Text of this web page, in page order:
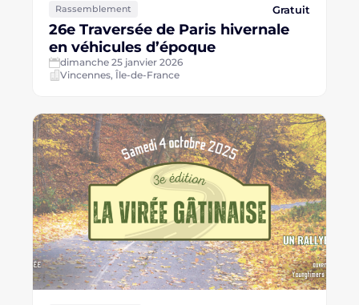
Rassemblement Gratuit
26e Traversée de Paris hivernale
en véhicules d’époque
dimanche 25 janvier 2026
Vincennes, Île-de-France